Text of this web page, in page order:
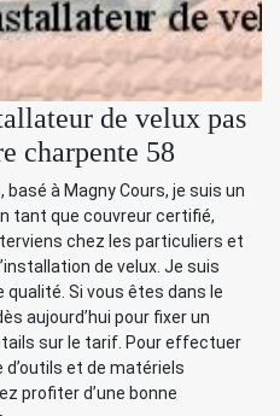
de velux pas
charpente 58
à Magny Cours, je suis un
tant que couvreur certifié,
chez les particuliers et
de velux. Je suis
Si vous êtes dans le
aujourd’hui pour fixer un
sur le tarif. Pour effectuer
d’outils et de matériels
profiter d’une bonne